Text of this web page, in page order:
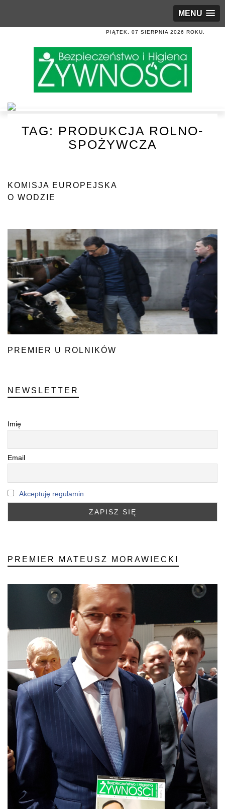
MENU
PIĄTEK, 07 SIERPNIA 2026 ROKU.
TAG: PRODUKCJA ROLNO-
SPOŻYWCZA
KOMISJA EUROPEJSKA
O WODZIE
PREMIER U ROLNIKÓW
NEWSLETTER
Imię
Email
Akceptuję regulamin
PREMIER MATEUSZ MORAWIECKI